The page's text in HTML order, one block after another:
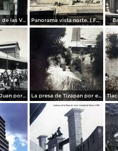
Patio del colegio de las Vizcainas por el fotografo Hugo Brehme. Panorama vista norte. ( Fechada el 20 de Junio de 1905 ).
Mercado de San Juan por el fotografo Felix Miret La presa de Tizapan por el fotografo Fernando Kososky. ( Circulada el 22 de Diembre de 1910 ).